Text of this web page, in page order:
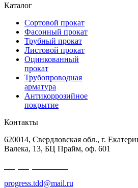
Каталог
Сортовой прокат
Фасонный прокат
Трубный прокат
Листовой прокат
Оцинкованный
прокат
Трубопроводная
арматура
Антикоррозийное
покрытие
Контакты
620014, Свердловская обл., г.
Валека, 13, БЦ Прайм, оф. 601
progress.tdd@mail.ru